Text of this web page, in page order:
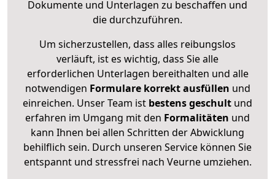
Dokumente und Unterlagen zu beschaffen und
die durchzuführen.
Um sicherzustellen, dass alles reibungslos
verläuft, ist es wichtig, dass Sie alle
erforderlichen Unterlagen bereithalten und alle
notwendigen Formulare korrekt ausfüllen und
einreichen. Unser Team ist bestens geschult und
erfahren im Umgang mit den Formalitäten und
kann Ihnen bei allen Schritten der Abwicklung
behilflich sein. Durch unseren Service können Sie
entspannt und stressfrei nach Veurne umziehen.